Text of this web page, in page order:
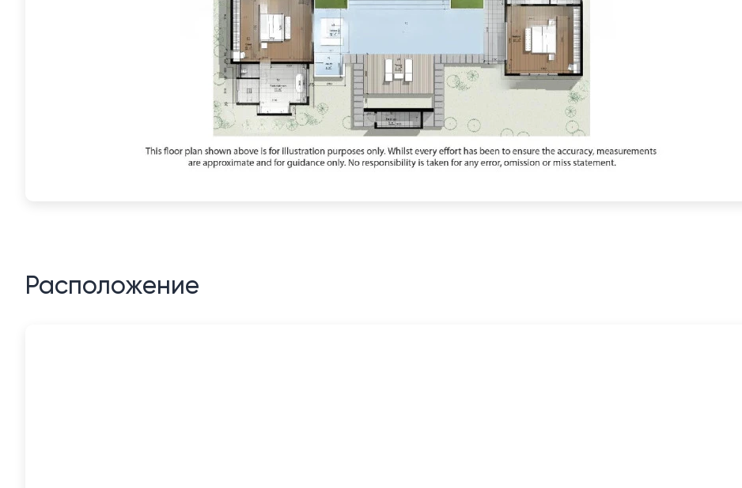
Расположение